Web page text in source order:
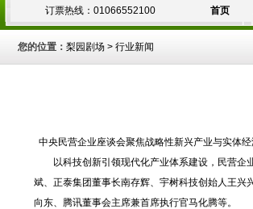
订票热线：01066552100 首页
您的位置： 梨园剧场 > 行业新闻
中央民营企业座谈会聚焦战略性新兴产业与实体
以科技创新引领现代化产业体系建设，民营企业
斌、正泰集团董事长南存辉、宇树科技创始人王
向东、腾讯董事会主席兼首席执行官马化腾等。